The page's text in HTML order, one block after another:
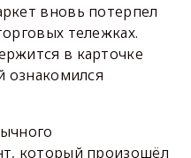
вновь потерпел
тележках.
в карточке
ознакомился
который произошёл